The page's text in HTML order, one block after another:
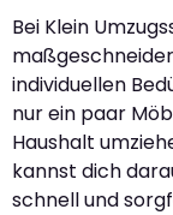
Bei Klein
individuellen
nur ein paar
Haushalt
kannst dich
schnell und